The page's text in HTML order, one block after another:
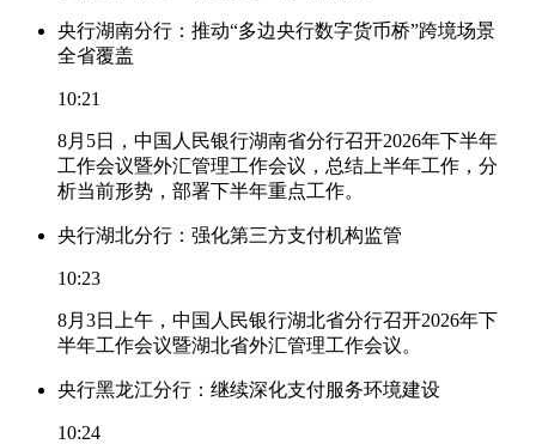
央行湖南分行：推动“多边央行数字货币桥”跨境场景
全省覆盖
10:21
8月5日，中国人民银行湖南省分行召开2026年下半年
工作会议暨外汇管理工作会议，总结上半年工作，分
析当前形势，部署下半年重点工作。
央行湖北分行：强化第三方支付机构监管
10:23
8月3日上午，中国人民银行湖北省分行召开2026年下
半年工作会议暨湖北省外汇管理工作会议。
央行黑龙江分行：继续深化支付服务环境建设
10:24